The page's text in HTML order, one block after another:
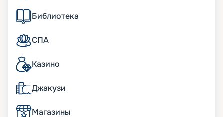
• общее число кают – 1 057. Около половины из
них имеют собственные балконы. В каютах
можно разместить 2 501 человека.
Пассажиры могут посещать казино, кинотеатр,
тренажерный зал, спа и т. д.
Что есть на лайнере
Несмотря на относительно небольшие размеры,
«Жемчужина морей» без труда вместила
Библиотека
СПА
Казино
Джакузи
Магазины